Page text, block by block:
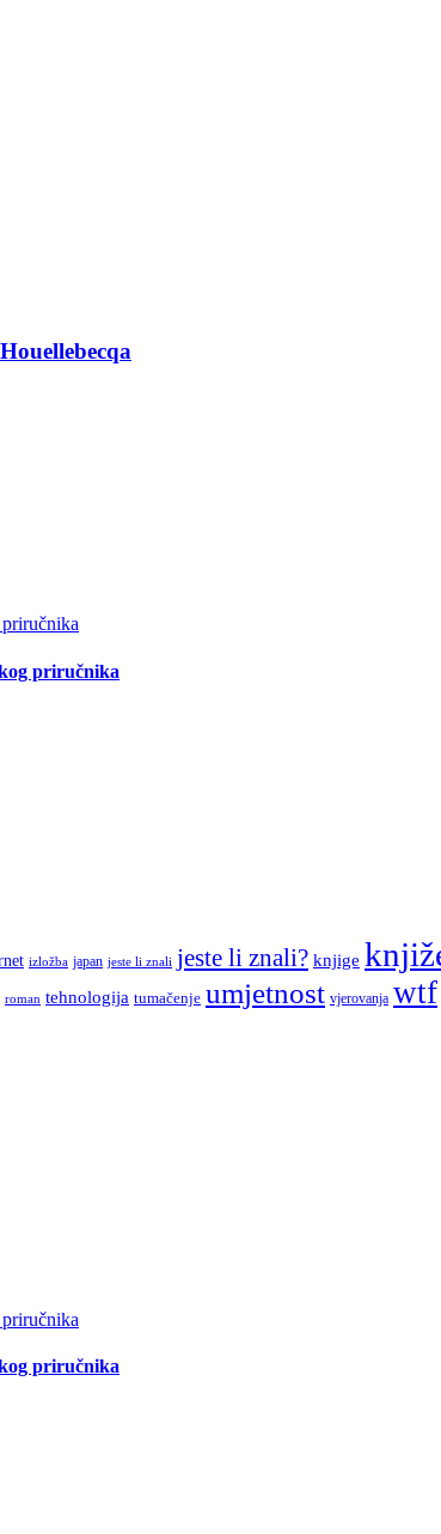
priručnika
izložba japan jeste li znali jeste li znali? knjige
roman tehnologija tumačenje umjetnost vjerovanja wtf
priručnika